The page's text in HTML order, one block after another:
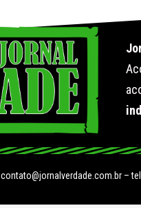
contato@jornalverdade.com.br –